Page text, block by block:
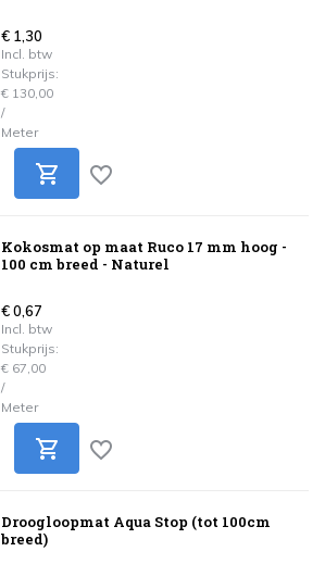
€ 1,30
Incl. btw
Stukprijs:
€ 130,00
/
Meter
Kokosmat op maat Ruco 17 mm hoog -
100 cm breed - Naturel
€ 0,67
Incl. btw
Stukprijs:
€ 67,00
/
Meter
Droogloopmat Aqua Stop (tot 100cm
breed)